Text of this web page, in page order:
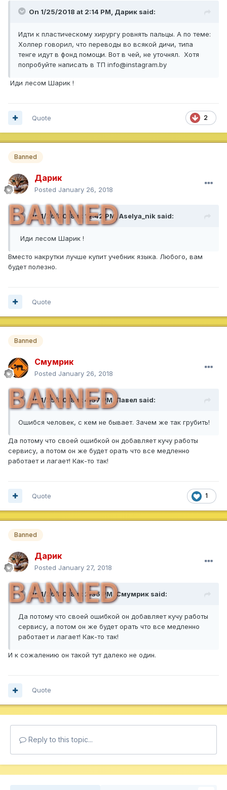
On 1/25/2018 at 2:14 PM, Дарик said:
Идти к пластическому хирургу ровнять пальцы. А по теме:
Холпер говорил, что переводы во всякой дичи, типа
тенге идут в фонд помощи. Вот в чей, не уточнял. Хотя
попробуйте написать в ТП info@instagram.by
Иди лесом Шарик !
2
Quote
Banned
Дарик
Posted January 26, 2018
BANNED
On 1/26/2018 at 12:42 PM,Aselya_nik said:
Иди лесом Шарик !
Вместо накрутки лучше купит учебник языка. Любого, вам
будет полезно.
Quote
Banned
Смумрик
Posted January 26, 2018
BANNED
On 1/25/2018 at 4:57 PM, Павел said:
Ошибся человек, с кем не бывает. Зачем же так грубить!
Да потому что своей ошибкой он добавляет кучу работы
сервису, а потом он же будет орать что все медленно
работает и лагает! Как-то так!
1
Quote
Banned
Дарик
Posted January 27, 2018
BANNED
On 1/26/2018 at 2:35 PM, Смумрик said:
Да потому что своей ошибкой он добавляет кучу работы
сервису, а потом он же будет орать что все медленно
работает и лагает! Как-то так!
И к сожалению он такой тут далеко не один.
Quote
Reply to this topic...